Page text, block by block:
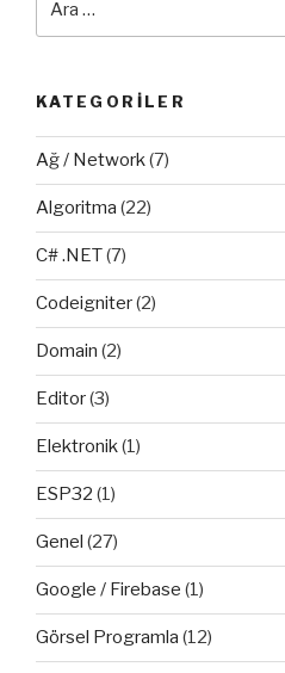
KATEGORILER
Ağ / Network(7)
Algoritma (22)
C# .NET(7)
Codeigniter(2)
Domain (2)
Editor(3)
Elektronik(1)
ESP32 (1)
Genel (27)
Google / Firebase (1)
Görsel Programla (12)